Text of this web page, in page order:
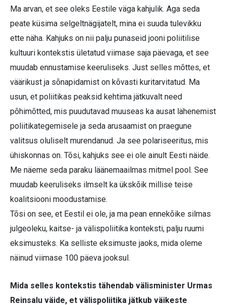
Ma arvan, et see oleks Eestile väga kahjulik. Aga seda
peate küsima selgeltnägijatelt, mina ei suuda tulevikku
ette näha. Kahjuks on nii palju punaseid jooni poliitilise
kultuuri kontekstis ületatud viimase saja päevaga, et see
muudab ennustamise keeruliseks. Just selles mõttes, et
väärikust ja sõnapidamist on kõvasti kuritarvitatud. Ma
usun, et poliitikas peaksid kehtima jätkuvalt need
põhimõtted, mis puudutavad muuseas ka ausat lähenemist
poliitikategemisele ja seda arusaamist on praegune
valitsus oluliselt murendanud. Ja see polariseeritus, mis
ühiskonnas on. Tõsi, kahjuks see ei ole ainult Eesti näide.
Me näeme seda paraku läänemaailmas mitmel pool. See
muudab keeruliseks ilmselt ka ükskõik millise teise
koalitsiooni moodustamise.
Tõsi on see, et Eestil ei ole, ja ma pean ennekõike silmas
julgeoleku, kaitse- ja välispoliitika konteksti, palju ruumi
eksimusteks. Ka selliste eksimuste jaoks, mida oleme
näinud viimase 100 päeva jooksul.
Mida selles kontekstis tähendab välisminister Urmas
Reinsalu väide, et välispoliitika jätkub väikeste